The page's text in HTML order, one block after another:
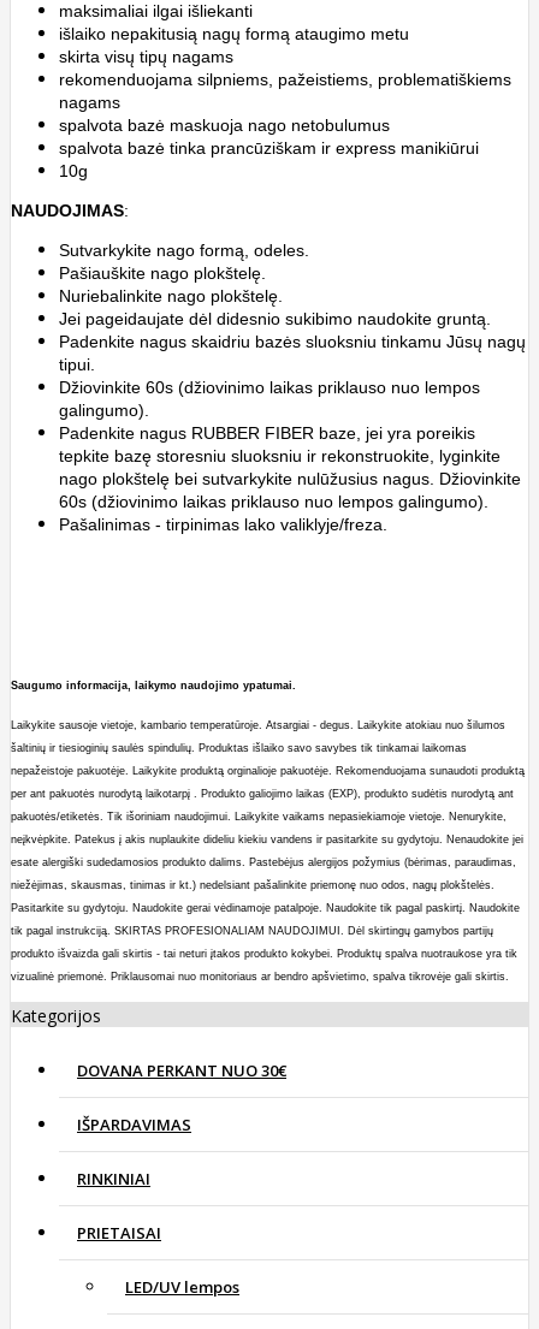
maksimaliai ilgai išliekanti
išlaiko nepakitusią nagų formą ataugimo metu
skirta visų tipų nagams
rekomenduojama silpniems, pažeistiems, problematiškiems
nagams
spalvota bazė maskuoja nago netobulumus
spalvota bazė tinka prancūziškam ir express manikiūrui
10g
NAUDOJIMAS:
Sutvarkykite nago formą, odeles.
Pašiauškite nago plokštelę.
Nuriebalinkite nago plokštelę.
Jei pageidaujate dėl didesnio sukibimo naudokite gruntą.
Padenkite nagus skaidriu bazės sluoksniu tinkamu Jūsų nagų
tipui.
Džiovinkite 60s (džiovinimo laikas priklauso nuo lempos
galingumo).
Padenkite nagus RUBBER FIBER baze, jei yra poreikis
tepkite bazę storesniu sluoksniu ir rekonstruokite, lyginkite
nago plokštelę bei sutvarkykite nulūžusius nagus. Džiovinkite
60s (džiovinimo laikas priklauso nuo lempos galingumo).
Pašalinimas - tirpinimas lako valiklyje/freza.
Saugumo informacija, laikymo naudojimo ypatumai.
Laikykite sausoje vietoje, kambario temperatūroje. Atsargiai - degus. Laikykite atokiau nuo šilumos
šaltinių ir tiesioginių saulės spindulių. Produktas išlaiko savo savybes tik tinkamai laikomas
nepažeistoje pakuotėje. Laikykite produktą orginalioje pakuotėje. Rekomenduojama sunaudoti produktą
per ant pakuotės nurodytą laikotarpį . Produkto galiojimo laikas (EXP), produkto sudėtis nurodytą ant
pakuotės/etiketės. Tik išoriniam naudojimui. Laikykite vaikams nepasiekiamoje vietoje. Nenurykite,
neįkvėpkite. Patekus į akis nuplaukite dideliu kiekiu vandens ir pasitarkite su gydytoju. Nenaudokite jei
esate alergiški sudedamosios produkto dalims. Pastebėjus alergijos požymius (bėrimas, paraudimas,
niežėjimas, skausmas, tinimas ir kt.) nedelsiant pašalinkite priemonę nuo odos, nagų plokštelės.
Pasitarkite su gydytoju. Naudokite gerai vėdinamoje patalpoje. Naudokite tik pagal paskirtį. Naudokite
tik pagal instrukciją. SKIRTAS PROFESIONALIAM NAUDOJIMUI. Dėl skirtingų gamybos partijų
produkto išvaizda gali skirtis - tai neturi įtakos produkto kokybei. Produktų spalva nuotraukose yra tik
vizualinė priemonė. Priklausomai nuo monitoriaus ar bendro apšvietimo, spalva tikrovėje gali skirtis.
Kategorijos
DOVANA PERKANT NUO 30€
IŠPARDAVIMAS
RINKINIAI
PRIETAISAI
LED/UV lempos